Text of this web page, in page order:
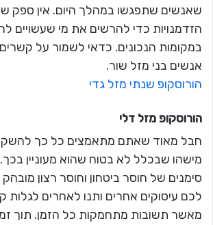
שאנשים שתפגשו במהלך היום. אין ספק
הזדמנויות כדי להרשים את מי שעשויים
במקומות הנכונים. כדאי לשמור על
אנשים בני מזל שור.
הורוסקופ שנתי מזל גדי
הורוסקופ מזל דלי
חבל מאוד שאתם מתאמצים כל כך
מישהו שבכלל לא בטוח שהוא מעוניין
סימנים של חוסר ביטחון וחוסר רצון
לכם עיסוקים אחרים ותנו לאחרים לגלות
מאשר תשובות מתחמקות כל הזמן. תוך